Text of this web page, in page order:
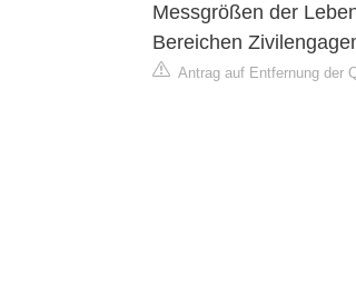
Messgrößen der
Bereichen
Antrag auf Entfernung der